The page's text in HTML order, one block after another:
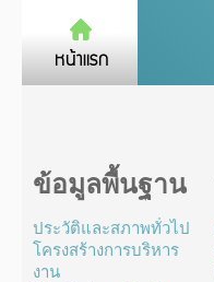
ข้อมูลพื้นฐาน
ประวัติและสภาพทั่วไป
โครงสร้างการบริหาร
งาน